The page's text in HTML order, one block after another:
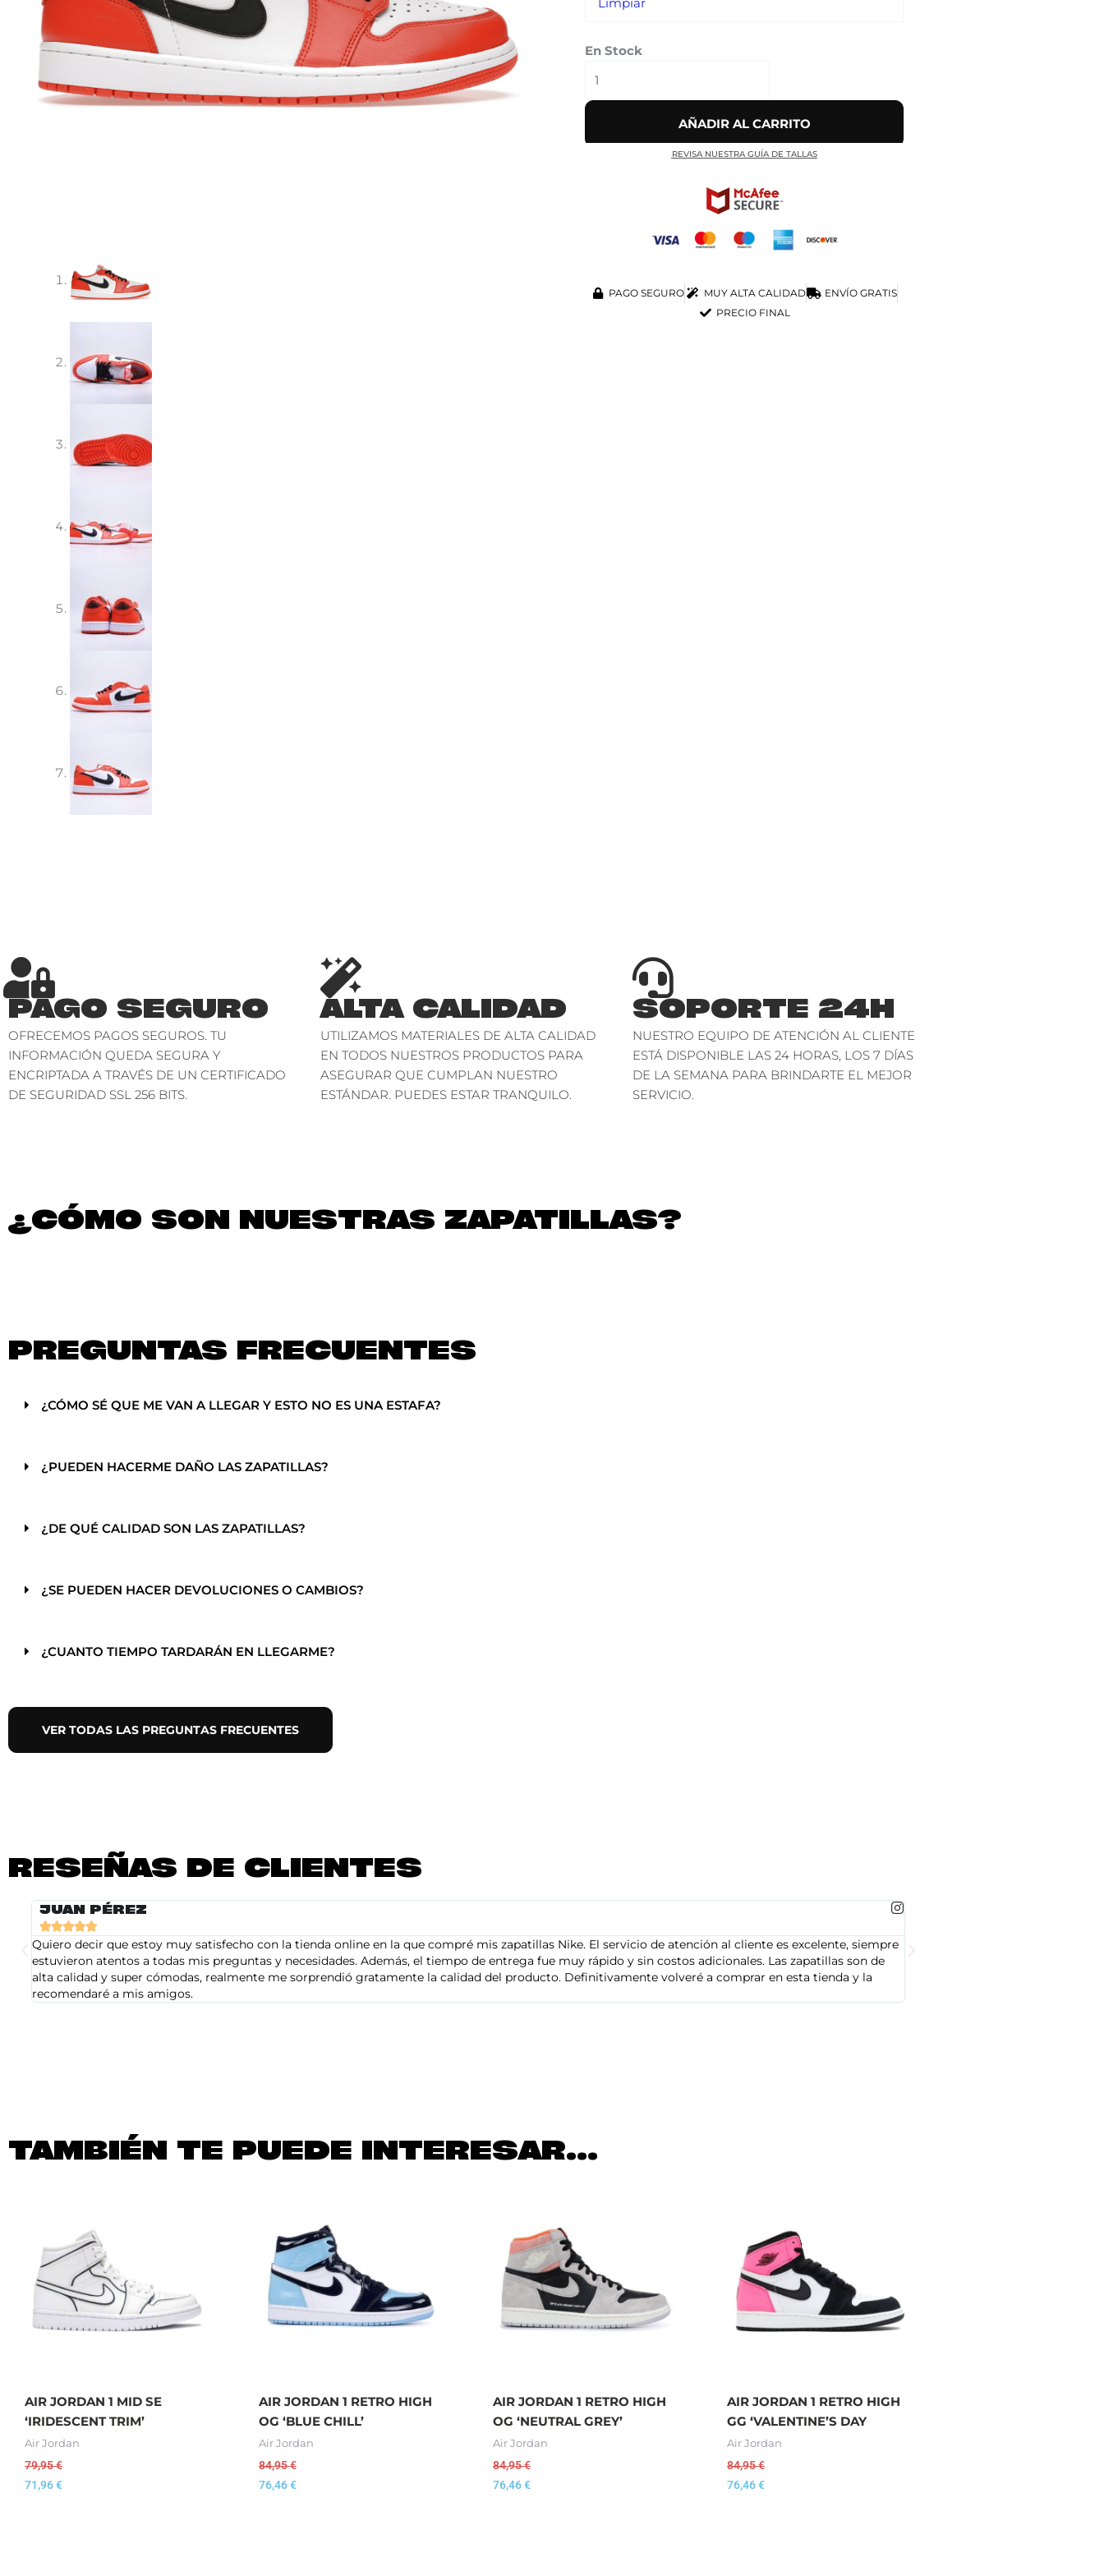
En Stock
AÑADIR AL CARRITO
REVISA NUESTRA GUÍA DE TALLAS
PAGO SEGURO MUY ALTA CALIDAD
ENVÍO GRATIS
PRECIO FINAL
PAGO SEGURO
OFRECEMOS PAGOS SEGUROS. TU
INFORMACIÓN QUEDA SEGURA Y
ENCRIPTADA A TRAVÉS DE UN CERTIFICADO
DE SEGURIDAD SSL 256 BITS.
ALTA CALIDAD
UTILIZAMOS MATERIALES DE ALTA CALIDAD
EN TODOS NUESTROS PRODUCTOS PARA
ASEGURAR QUE CUMPLAN NUESTRO
ESTÁNDAR. PUEDES ESTAR TRANQUILO.
SOPORTE 24H
NUESTRO EQUIPO DE ATENCIÓN AL CLIENTE
ESTÁ DISPONIBLE LAS 24 HORAS, LOS 7 DÍAS
DE LA SEMANA PARA BRINDARTE EL MEJOR
SERVICIO.
¿CÓMO SON NUESTRAS ZAPATILLAS?
PREGUNTAS FRECUENTES
¿CÓMO SÉ QUE ME VAN A LLEGAR Y ESTO NO ES UNA ESTAFA?
¿PUEDEN HACERME DAÑO LAS ZAPATILLAS?
¿DE QUÉ CALIDAD SON LAS ZAPATILLAS?
¿SE PUEDEN HACER DEVOLUCIONES O CAMBIOS?
¿CUANTO TIEMPO TARDARÁN EN LLEGARME?
VER TODAS LAS PREGUNTAS FRECUENTES
RESEÑAS DE CLIENTES
JUAN PÉREZ

Quiero decir que estoy muy satisfecho con la tienda online en la que compré mis zapatillas Nike. El servicio de atención al cliente es excelente, siempre
estuvieron atentos a todas mis preguntas y necesidades. Además, el tiempo de entrega fue muy rápido y sin costos adicionales. Las zapatillas son de
alta calidad y super cómodas, realmente me sorprendió gratamente la calidad del producto. Definitivamente volveré a comprar en esta tienda y la
recomendaré a mis amigos.
TAMBIÉN TE PUEDE INTERESAR...
AIR JORDAN 1 MID SE
‘IRIDESCENT TRIM’
Air Jordan
79,95€
71,96€
AIR JORDAN 1 RETRO HIGH
OG ‘BLUE CHILL’
Air Jordan
84,95€
76,46€
AIR JORDAN 1 RETRO HIGH
OG ‘NEUTRAL GREY’
Air Jordan
84,95€
76,46€
AIR JORDAN 1 RETRO HIGH
GG ‘VALENTINE’S DAY
Air Jordan
84,95€
76,46€